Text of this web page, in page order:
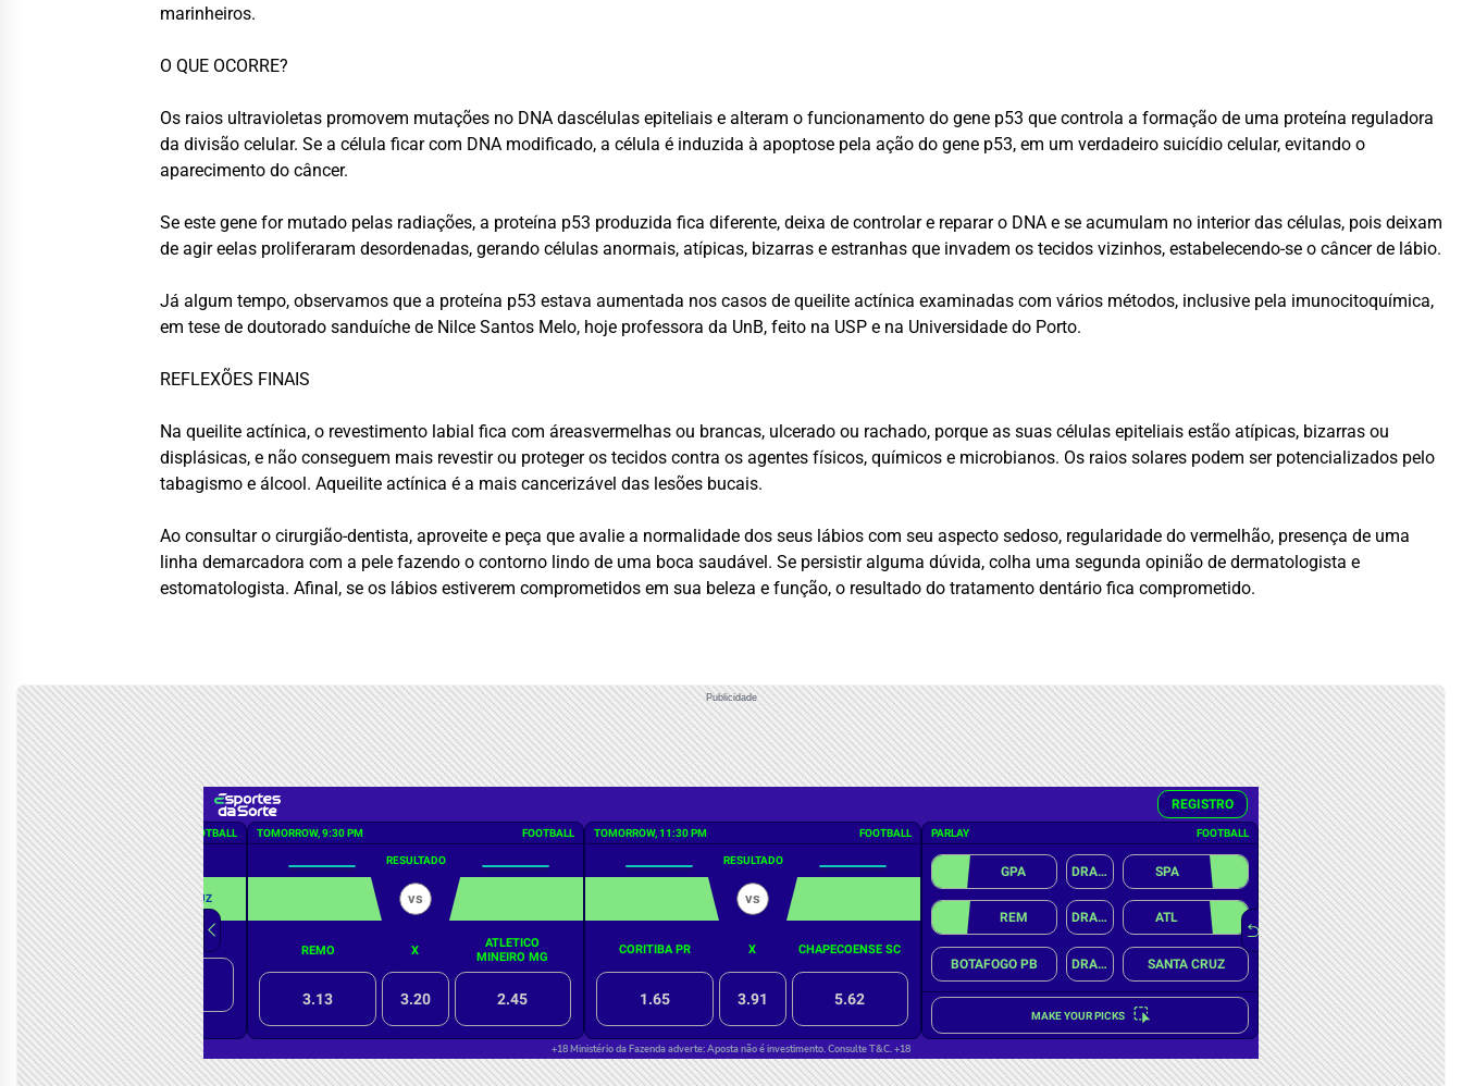
marinheiros.
O QUE OCORRE?
Os raios ultravioletas promovem mutações no DNA dascélulas epiteliais e alteram o funcionamento do gene p53 que controla a formação de uma proteína reguladora
da divisão celular. Se a célula ficar com DNA modificado, a célula é induzida à apoptose pela ação do gene p53, em um verdadeiro suicídio celular, evitando o
aparecimento do câncer.
Se este gene for mutado pelas radiações, a proteína p53 produzida fica diferente, deixa de controlar e reparar o DNA e se acumulam no interior das células, pois deixam
de agir eelas proliferaram desordenadas, gerando células anormais, atípicas, bizarras e estranhas que invadem os tecidos vizinhos, estabelecendo-se o câncer de lábio.
Já algum tempo, observamos que a proteína p53 estava aumentada nos casos de queilite actínica examinadas com vários métodos, inclusive pela imunocitoquímica,
em tese de doutorado sanduíche de Nilce Santos Melo, hoje professora da UnB, feito na USP e na Universidade do Porto.
REFLEXÕES FINAIS
Na queilite actínica, o revestimento labial fica com áreasvermelhas ou brancas, ulcerado ou rachado, porque as suas células epiteliais estão atípicas, bizarras ou
displásicas, e não conseguem mais revestir ou proteger os tecidos contra os agentes físicos, químicos e microbianos. Os raios solares podem ser potencializados pelo
tabagismo e álcool. Aqueilite actínica é a mais cancerizável das lesões bucais.
Ao consultar o cirurgião-dentista, aproveite e peça que avalie a normalidade dos seus lábios com seu aspecto sedoso, regularidade do vermelhão, presença de uma
linha demarcadora com a pele fazendo o contorno lindo de uma boca saudável. Se persistir alguma dúvida, colha uma segunda opinião de dermatologista e
estomatologista. Afinal, se os lábios estiverem comprometidos em sua beleza e função, o resultado do tratamento dentário fica comprometido.
Publicidade